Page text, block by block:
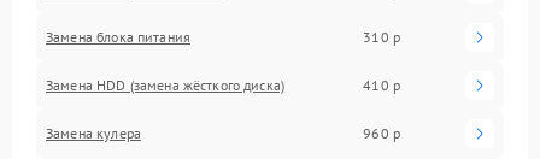
Замена блока питания 310 р
Замена HDD (замена жёсткого диска) 410 р
Замена кулера 960 р